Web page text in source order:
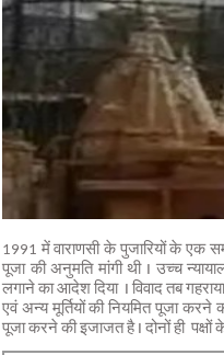
1991 में वाराणसी के पुजारियों के एक
पूजा की अनुमति मांगी थी I उच्च
लगाने का आदेश दिया I विवाद तब
एवं अन्य मूर्तियों की नियमित पूजा
पूजा करने की इजाजत है I दोनों ही पक्षों